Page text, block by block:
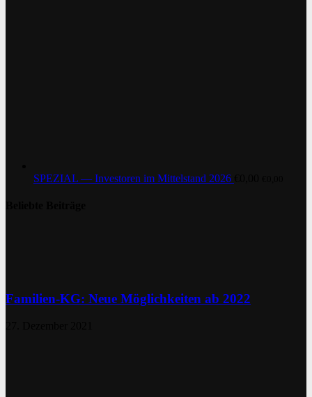
SPEZIAL — Investoren im Mittelstand 2026
Familien-KG: Neue Möglichkeiten ab 2022